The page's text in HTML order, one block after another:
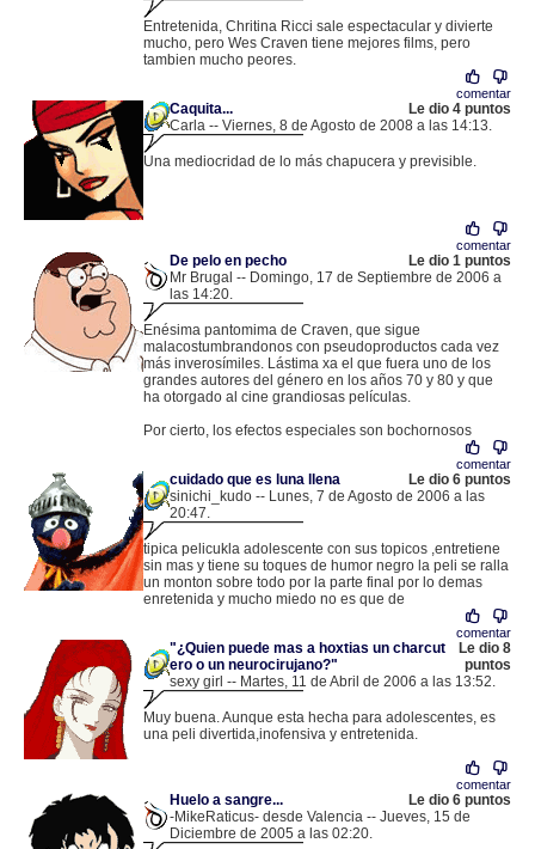
Entretenida, Chritina Ricci sale espectacular y divierte
mucho, pero Wes Craven tiene mejores films, pero
tambien mucho peores.
comentar
Caquita...
Le dio 4 puntos
Carla -- Viernes, 8 de Agosto de 2008 a las 14:13.
Una mediocridad de lo más chapucera y previsible.
comentar
De pelo en pecho
Le dio 1 puntos
Mr Brugal -- Domingo, 17 de Septiembre de 2006 a
las 14:20.
Enésima pantomima de Craven, que sigue
malacostumbrandonos con pseudoproductos cada vez
más inverosímiles. Lástima xa el que fuera uno de los
grandes autores del género en los años 70 y 80 y que
ha otorgado al cine grandiosas películas.
Por cierto, los efectos especiales son bochornosos
comentar
cuidado que es luna llena
Le dio 6 puntos
sinichi_kudo -- Lunes, 7 de Agosto de 2006 a las
20:47.
tipica pelicukla adolescente con sus topicos ,entretiene
sin mas y tiene su toques de humor negro la peli se ralla
un monton sobre todo por la parte final por lo demas
enretenida y mucho miedo no es que de
comentar
"¿Quien puede mas a hoxtias un charcut
ero o un neurocirujano?"
Le dio 8
puntos
sexy girl -- Martes, 11 de Abril de 2006 a las 13:52.
Muy buena. Aunque esta hecha para adolescentes, es
una peli divertida,inofensiva y entretenida.
comentar
Huelo a sangre...
Le dio 6 puntos
-MikeRaticus- desde Valencia -- Jueves, 15 de
Diciembre de 2005 a las 02:20.